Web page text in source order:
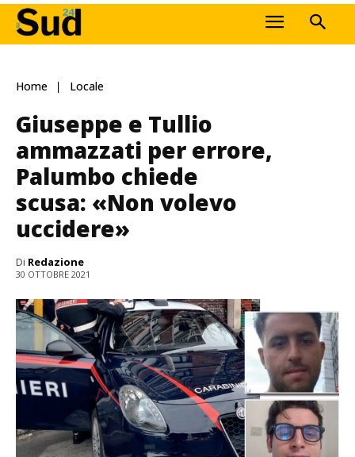
Home Locale
Giuseppe e Tullio
ammazzati per errore,
Palumbo chiede
scusa: «Non volevo
uccidere»
Di Redazione
30 OTTOBRE 2021